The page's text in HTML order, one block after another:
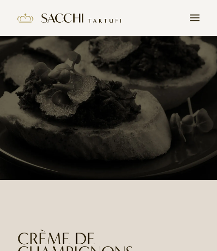
HOME
L’HISTOIRE
PRODUITS
LA TRUFFE
REJOIGNEZ NOUS
CRÈME DE